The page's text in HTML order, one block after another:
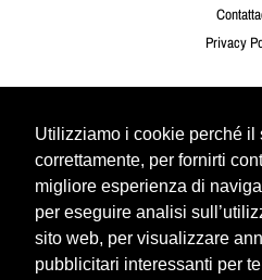
Utilizziamo i cookie perché il
correttamente, per fornirti
migliore esperienza di
per eseguire analisi
sito web, per visualizzare
pubblicitari interessanti per
Utilizziamo i cookie perché il
correttamente, per fornirti
migliore esperienza di
per eseguire analisi
sito web, per visualizzare
pubblicitari interessanti per
Privacy
Twitter
Iscriviti per ricevere le